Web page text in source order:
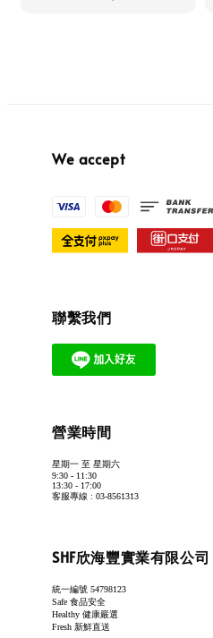
We accept
聯繫我們
營業時間
星期一 至 星期六
9:30 - 11:30
13:30 - 17:00
客服專線 : 03-8561313
SHF欣海豐實業有限公司
統一編號 54798123
Safe 食品安全
Healthy 健康嚴選
Fresh 新鮮直送